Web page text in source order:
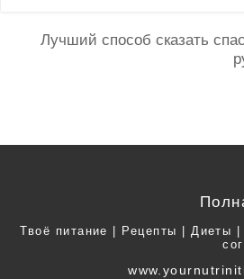
Лучший способ сказать
Твоё питание Рецепты Диеты